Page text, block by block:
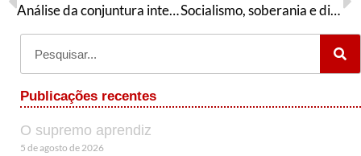
Análise da conjuntura internacional (com foco nos EUA) Socialismo, soberania e direitos
Publicações recentes
O supremo aprendiz
5 de agosto de 2026